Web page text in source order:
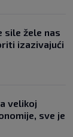
sile žele nas
izazivajući
velikoj
sve je